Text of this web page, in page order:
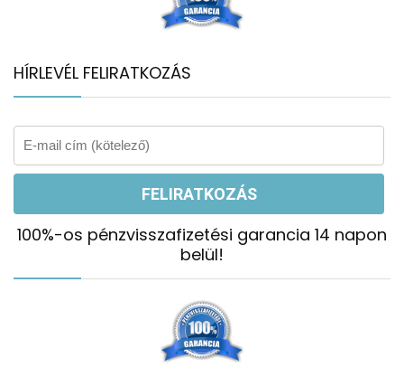
HÍRLEVÉL FELIRATKOZÁS
100%-os pénzvisszafizetési garancia 14 napon
belül!